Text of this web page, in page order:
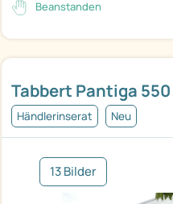
Tabbert Pantiga
Händlerinserat Neu
13 Bilder
Beanstanden